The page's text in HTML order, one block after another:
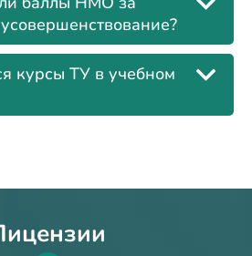
курсы ТУ в учебном